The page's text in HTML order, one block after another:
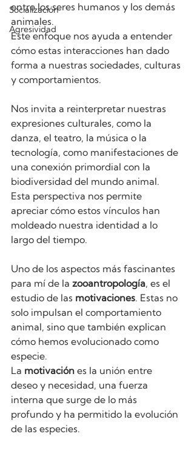
Socialización
Agresividad
entre los seres humanos y los demás
animales.
Este enfoque nos ayuda a entender
cómo estas interacciones han dado
forma a nuestras sociedades, culturas
y comportamientos.
Nos invita a reinterpretar nuestras
expresiones culturales, como la
danza, el teatro, la música o la
tecnología, como manifestaciones de
una conexión primordial con la
biodiversidad del mundo animal.
Esta perspectiva nos permite
apreciar cómo estos vínculos han
moldeado nuestra identidad a lo
largo del tiempo.
Uno de los aspectos más fascinantes
para mí de la zooantropología, es el
estudio de las motivaciones. Estas no
solo impulsan el comportamiento
animal, sino que también explican
cómo hemos evolucionado como
especie.
La motivación es la unión entre
deseo y necesidad, una fuerza
interna que surge de lo más
profundo y ha permitido la evolución
de las especies.